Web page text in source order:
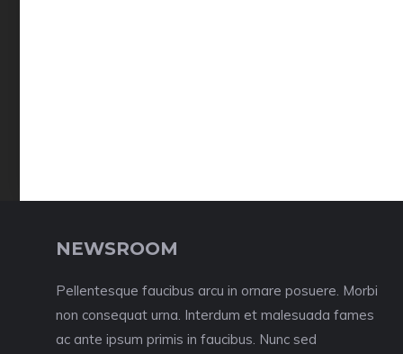
NEWSROOM
Pellentesque faucibus arcu in ornare posuere. Morbi
non consequat urna. Interdum et malesuada fames
ac ante ipsum primis in faucibus. Nunc sed